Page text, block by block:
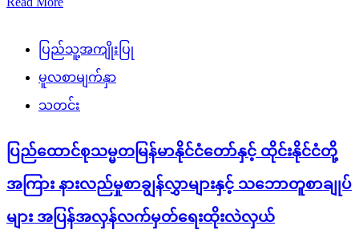
ပြည်သူ့အကျိုးပြု
မူလစာမျက်နှာ
သတင်း
ပြည်ထောင်စုသမ္မတမြန်မာနိုင်ငံတော်နှင့် ထိုင်းနိုင်ငံတို့
အကြား နားလည်မှုစာချွန်လွှာများနှင့် သဘောတူစာချုပ်
များ အပြန်အလှန်လက်မှတ်ရေးထိုးလဲလှယ်